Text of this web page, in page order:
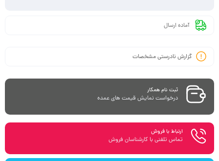
آماده ارسال
گزارش نادرستی مشخصات
ثبت نام همکار
درخواست نمایش قیمت های عمده
ارتباط با فروش
تماس تلفنی با کارشناسان فروش